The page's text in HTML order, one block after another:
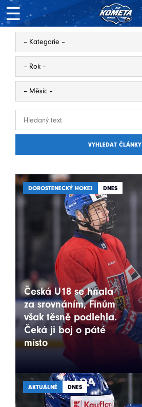
☰
VYHLEDAT ČLÁNKY
DOROSTENECKÝ HOKEJ DNES
Česká U18 se hnala
za srovnáním, Finům
však těsně podlehla.
Čeká ji boj o páté
místo
AKTUÁLNĚ DNES